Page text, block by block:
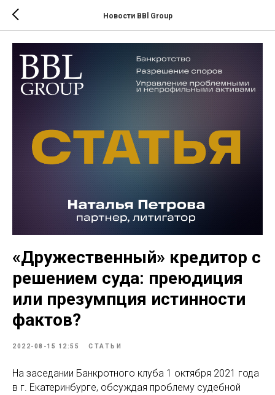
Новости BBl Group
«Дружественный» кредитор с
решением суда: преюдиция
или презумпция истинности
фактов?
2022-08-15 12:55 СТАТЬИ
На заседании Банкротного клуба 1 октября 2021 года
в г. Екатеринбурге, обсуждая проблему судебной